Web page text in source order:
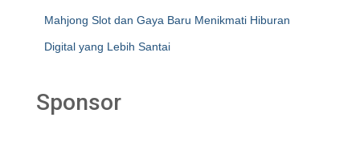
Mahjong Slot dan Gaya Baru Menikmati Hiburan
Digital yang Lebih Santai
Sponsor